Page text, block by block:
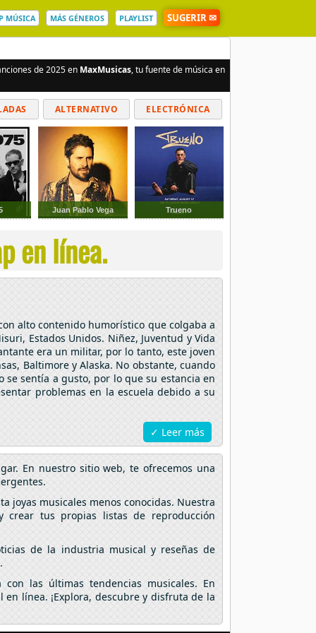
MÚSICA MÁS GÉNEROS PLAYLIST SUGERIR ✉
de 2025 en MaxMusicas, tu fuente de música en
ALTERNATIVO ELECTRÓNICA
Juan Pablo Vega Trueno
en línea.
alto contenido humorístico que colgaba a
Estados Unidos. Niñez, Juventud y Vida
era un militar, por lo tanto, este joven
Baltimore y Alaska. No obstante, cuando
se sentía a gusto, por lo que su estancia en
problemas en la escuela debido a su
✓ Leer más
En nuestro sitio web, te ofrecemos una
joyas musicales menos conocidas. Nuestra
crear tus propias listas de reproducción
de la industria musical y reseñas de
las últimas tendencias musicales. En
línea. ¡Explora, descubre y disfruta de la